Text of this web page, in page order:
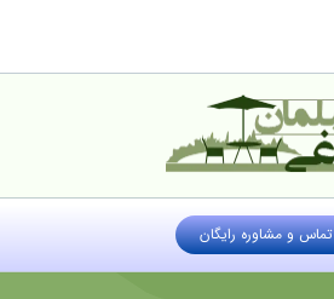
تماس و مشاوره رایگان